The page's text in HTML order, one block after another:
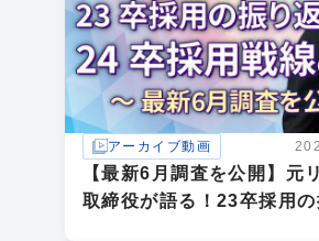
アーカイブ動画
【最新6月調査を公開】元
取締役が語る！23卒採用の